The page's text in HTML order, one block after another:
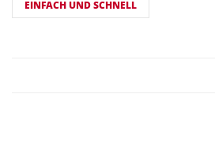
EINFACH UND SCHNELL